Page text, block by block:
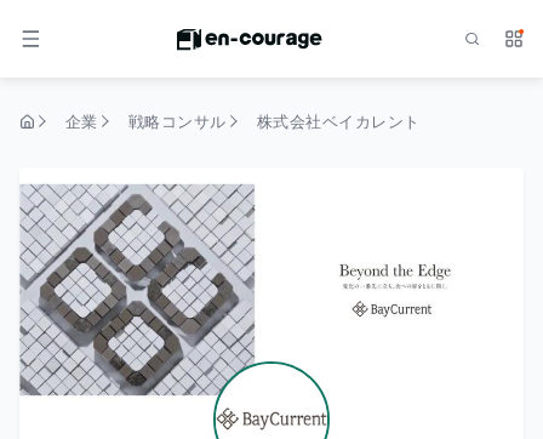
メニュー サ
企業 戦略コンサル 株式会社ベイカレント